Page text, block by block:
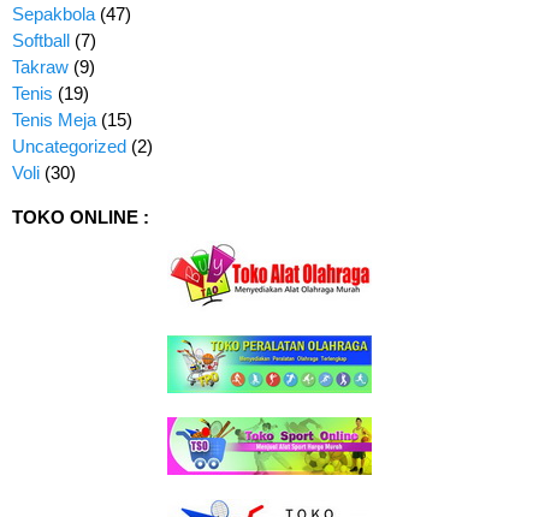
Sepakbola(47)
Softball (7)
Takraw (9)
Tenis (19)
Tenis Meja(15)
Uncategorized (2)
Voli (30)
TOKO ONLINE :